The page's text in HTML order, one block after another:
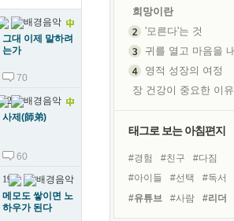
5
그대 이제 말하려
는가
70
12
사제(師弟)
60
19
메모도 쌓이면 노
하우가 된다
희망이란
'모른다'는 것
영적 성장의 여정
장 건강이 중요한 이유
태그로 보는 아침편지
#경험 #친구
#다짐
#아이들
#선택
#독서
#유튜브
#사람
#리더